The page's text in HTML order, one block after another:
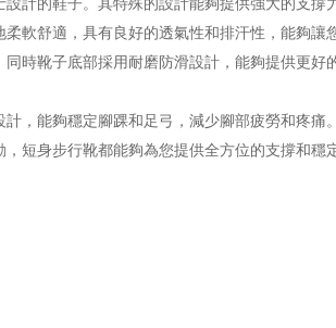
計的鞋子。其特殊的設計能夠提供強大的支撐
軟舒適，具有良好的透氣性和排汗性，能夠讓
時靴子底部採用耐磨防滑設計，能夠提供更
，能夠穩定腳踝和足弓，減少腳部疲勞和疼痛。
短身步行靴都能夠為您提供全方位的支撐和穩